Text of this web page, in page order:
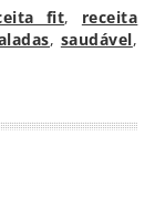
fit, receita
, saudável,